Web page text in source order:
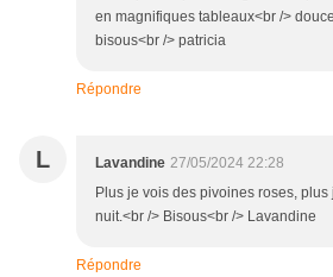
en magnifiques tableaux<br />
bisous<br /> patricia
Répondre
L Lavandine 27/05/2024 22:28
Plus je vois des pivoines roses,
nuit.<br /> Bisous<br /> Lavandine
Répondre